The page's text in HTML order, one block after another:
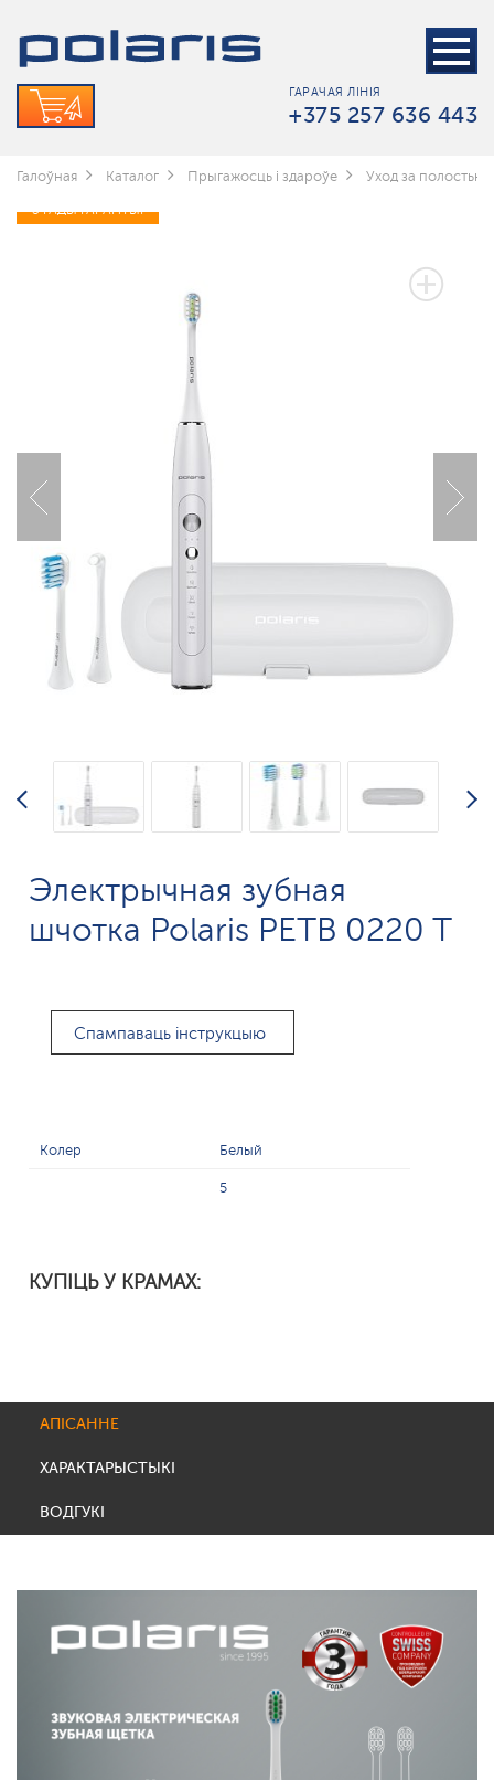
ГАРАЧАЯ ЛІНІЯ
+375 257 636 443
Галоўная Каталог Прыгажосць і здароўе Уход за полостью
3 ГАДЫ ГАРАНТЫІ
Электрычная зубная
шчотка Polaris PETB 0220 T
Спампаваць інструкцыю
Колер Белый
5
КУПІЦЬ У КРАМАХ:
АПІСАННЕ
ХАРАКТАРЫСТЫКІ
ВОДГУКІ